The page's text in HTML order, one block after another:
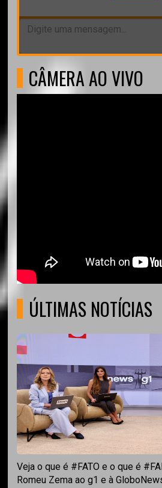
CÂMERA AO VIVO
ÚLTIMAS NOTÍCIAS
Veja o que é #FATO e o que é
Romeu Zema ao g1 e à